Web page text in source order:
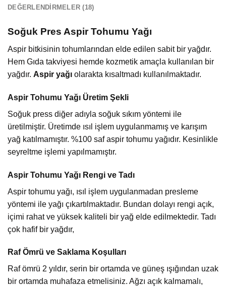
DEĞERLENDIRMELER (18)
Soğuk Pres Aspir Tohumu Yağı
Aspir bitkisinin tohumlarından elde edilen sabit bir yağdır.
Hem Gıda takviyesi hemde kozmetik amaçla kullanılan bir
yağdır. Aspir yağı olarakta kısaltmadı kullanılmaktadır.
Aspir Tohumu Yağı Üretim Şekli
Soğuk press diğer adıyla soğuk sıkım yöntemi ile
üretilmiştir. Üretimde ısıl işlem uygulanmamış ve karışım
yağ katılmamıştır. %100 saf aspir tohumu yağıdır. Kesinlikle
seyreltme işlemi yapılmamıştır.
Aspir Tohumu Yağı Rengi ve Tadı
Aspir tohumu yağı, ısıl işlem uygulanmadan presleme
yöntemi ile yağı çıkartılmaktadır. Bundan dolayı rengi açık,
içimi rahat ve yüksek kaliteli bir yağ elde edilmektedir. Tadı
çok hafif bir yağdır,
Raf Ömrü ve Saklama Koşulları
Raf ömrü 2 yıldır, serin bir ortamda ve güneş ışığından uzak
bir ortamda muhafaza etmelisiniz. Ağzı açık kalmamalı,